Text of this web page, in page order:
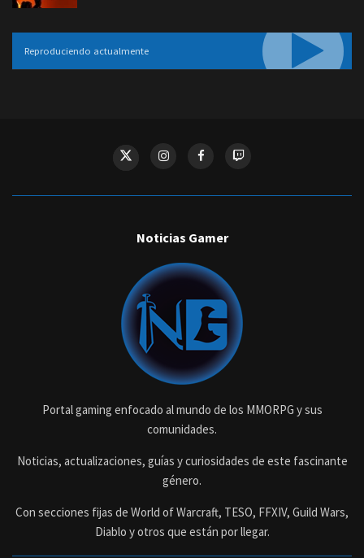
Reproduciendo actualmente
Noticias Gamer
Portal gaming enfocado al mundo de los MMORPG y sus
comunidades.
Noticias, actualizaciones, guías y curiosidades de este fascinante
género.
Con secciones fijas de World of Warcraft, TESO, FFXIV, Guild Wars,
Diablo y otros que están por llegar.